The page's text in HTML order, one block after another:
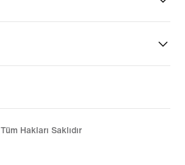
Hakları Saklıdır